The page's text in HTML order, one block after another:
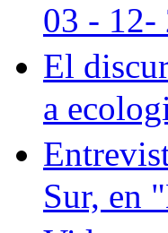
03 - 12-
El
a
Sur, en